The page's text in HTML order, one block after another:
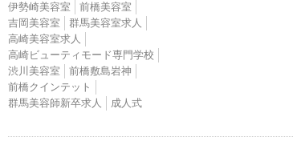
伊勢崎美容室
前橋美容室
吉岡美容室
群馬美容室求人
高崎美容室求人
高崎ビューティモード専門学校
渋川美容室
前橋敷島岩神
前橋クインテット
群馬美容師新卒求人
成人式